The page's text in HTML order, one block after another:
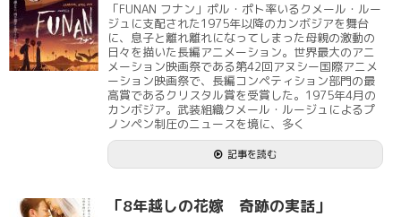
「FUNAN フナン」ポル・ポト率いるクメール・ルー
ジュに支配された1975年以降のカンボジアを舞台
に、息子と離れ離れになってしまった母親の激動の
日々を描いた長編アニメーション。世界最大のアニ
メーション映画祭である第42回アヌシー国際アニメ
ーション映画祭で、長編コンペティション部門の最
高賞であるクリスタル賞を受賞した。1975年4月の
カンボジア。武装組織クメール・ルージュによるプ
ノンペン制圧のニュースを境に、多く
記事を読む
「8年越しの花嫁 奇跡の実話」